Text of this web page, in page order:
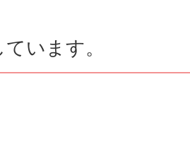
います。